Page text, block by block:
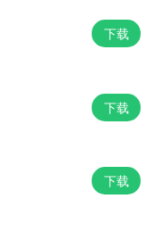
下载
下载
下载